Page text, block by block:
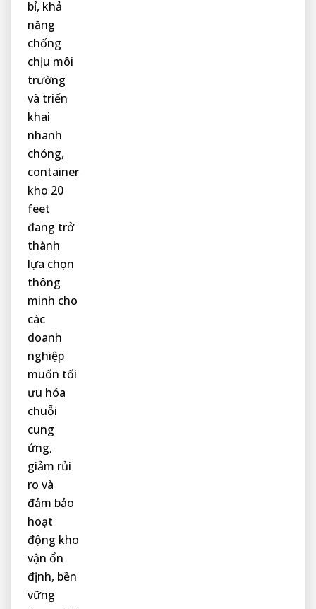
bỉ, khả
năng
chống
chịu môi
trường
và triển
khai
nhanh
chóng,
container
kho 20
feet
đang trở
thành
lựa chọn
thông
minh cho
các
doanh
nghiệp
muốn tối
ưu hóa
chuỗi
cung
ứng,
giảm rủi
ro và
đảm bảo
hoạt
động kho
vận ổn
định, bền
vững